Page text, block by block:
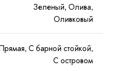
Зеленый, Олива,
Оливковый
С барной стойкой,
С островом